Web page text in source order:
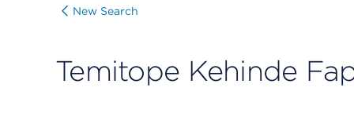
New Search
Temitope Kehinde